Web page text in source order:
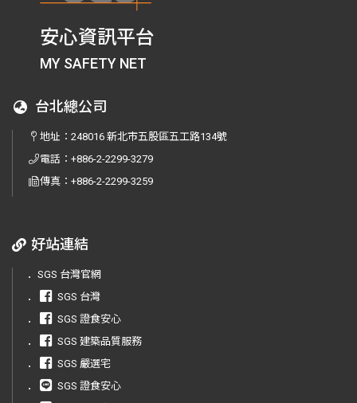
安心資訊平台
MY SAFETY NET
台北總公司
地址：248016 新北市五股區五工路134號
電話：+886-2-2299-3279
傳真：+886-2-2299-3259
好站連結
． SGS 台灣官網
．
SGS 台灣
．
SGS 證食安心
．
SGS 建築品質服務
．
SGS 嚴選宅
．
SGS 證食安心